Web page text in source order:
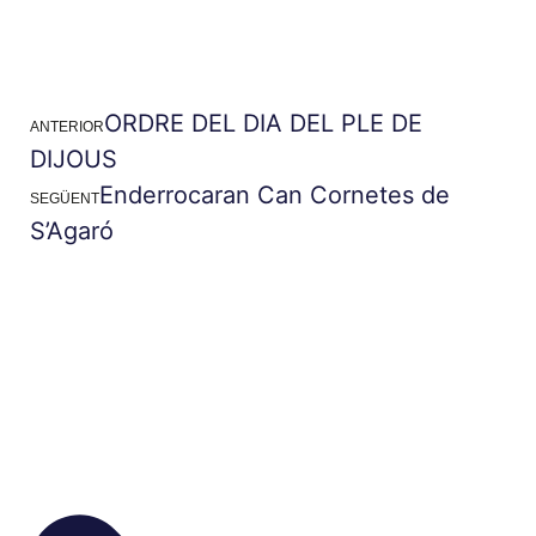
ANTERIORORDRE DEL DIA DEL PLE DE
DIJOUS
SEGÜENTEnderrocaran Can Cornetes de
S’Agaró